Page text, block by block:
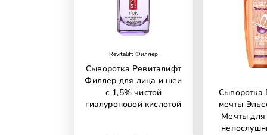
Revitalift Филлер
Сыворотка Ревиталифт
Филлер для лица и шеи
с 1,5% чистой
гиалуроновой кислотой
Сыворотка
мечты
Мечты